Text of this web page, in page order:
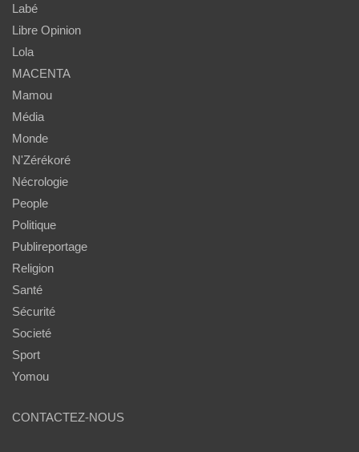
Labé
Libre Opinion
Lola
MACENTA
Mamou
Média
Monde
N'Zérékoré
Nécrologie
People
Politique
Publireportage
Religion
Santé
Sécurité
Societé
Sport
Yomou
CONTACTEZ-NOUS